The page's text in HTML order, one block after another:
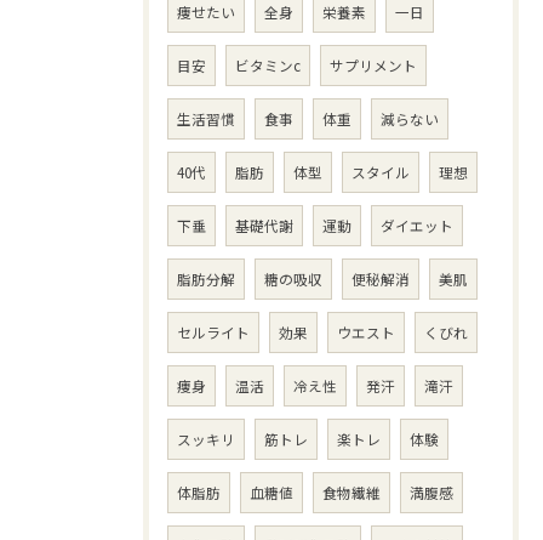
痩せたい 全身 栄養素 一日
目安 ビタミンc サプリメント
生活習慣 食事 体重 減らない
40代 脂肪 体型 スタイル 理想
下垂 基礎代謝 運動 ダイエット
脂肪分解 糖の吸収 便秘解消 美肌
セルライト 効果 ウエスト くびれ
痩身 温活 冷え性 発汗 滝汗
スッキリ 筋トレ 楽トレ 体験
体脂肪 血糖値 食物繊維 満腹感